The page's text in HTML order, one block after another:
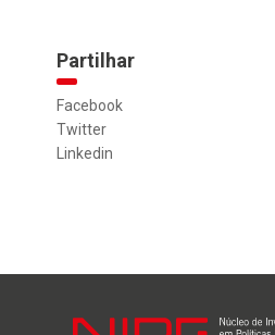
Partilhar
Facebook
Twitter
Linkedin